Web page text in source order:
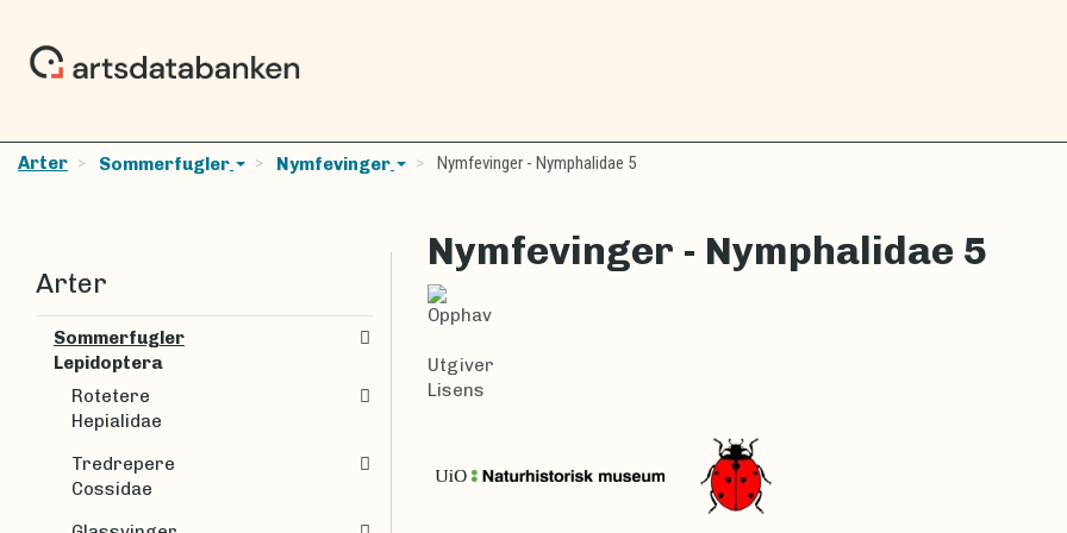
Arter Sommerfugler Nymfevinger Nymfevinger - Nymphalidae 5
Nymfevinger - Nymphalidae 5
Opphav
Utgiver
Lisens
Arter
Sommerfugler
Lepidoptera
Rotetere
Hepialidae
Tredrepere
Cossidae